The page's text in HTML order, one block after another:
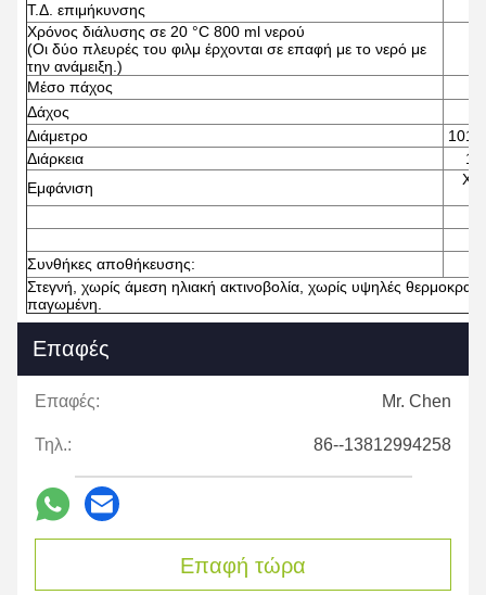
Τ.Δ. επιμήκυνσης
Χρόνος διάλυσης σε 20 °C 800 ml νερού
(Οι δύο πλευρές του φιλμ έρχονται σε επαφή με το νερό με
την ανάμειξη.)
Μέσο πάχος
Δάχος
Διάμετρο
Διάρκεια
Εμφάνιση
Συνθήκες αποθήκευσης:
Στεγνή, χωρίς άμεση ηλιακή ακτινοβολία, χωρίς υψηλές
παγωμένη.
Επαφές
Επαφές: Mr. Chen
Τηλ.: 86--13812994258
Επαφή τώρα